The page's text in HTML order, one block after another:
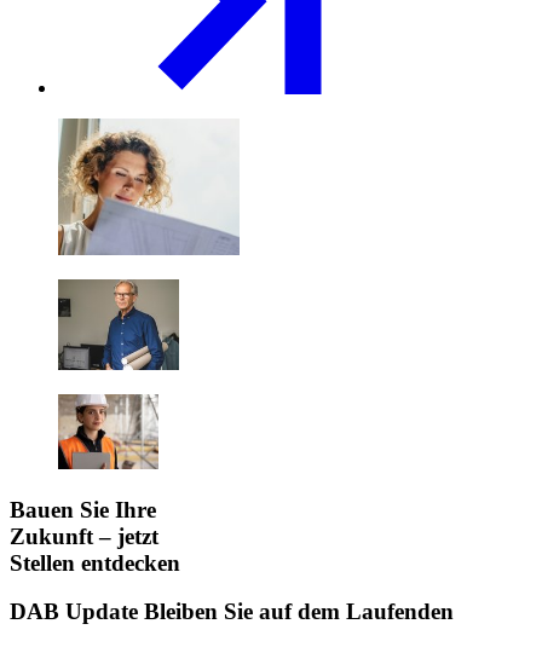
Bauen Sie Ihre
Zukunft – jetzt
Stellen entdecken
DAB Update Bleiben Sie auf dem Laufenden